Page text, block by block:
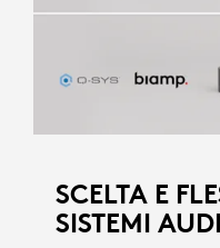
SCELTA E
SISTEMI